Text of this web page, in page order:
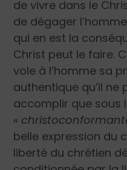
de vivre dans le
de dégager
qui en est la
Christ peut le faire.
vole à l’homme sa
authentique qu’il
accomplir que sous
«
belle expression du
liberté du chrétien